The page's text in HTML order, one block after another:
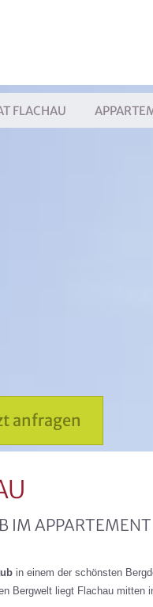
FLACHAU
anfragen
IM APPARTEMENT
in einem der schönsten
Bergwelt liegt Flachau mitten